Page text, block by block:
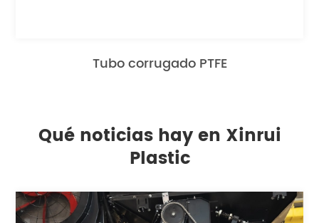
Tubo corrugado PTFE
Qué noticias hay en Xinrui
Plastic